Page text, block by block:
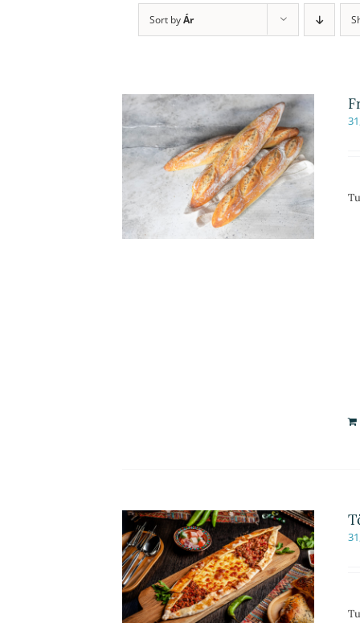
Sort byÁr